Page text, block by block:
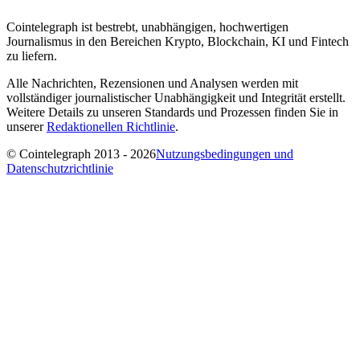
Cointelegraph ist bestrebt, unabhängigen, hochwertigen
Journalismus in den Bereichen Krypto, Blockchain, KI und Fintech
zu liefern.
Alle Nachrichten, Rezensionen und Analysen werden mit
vollständiger journalistischer Unabhängigkeit und Integrität erstellt.
Weitere Details zu unseren Standards und Prozessen finden Sie in
unsererRedaktionellen Richtlinie.
© Cointelegraph 2013 - 2026Nutzungsbedingungen und
Datenschutzrichtlinie